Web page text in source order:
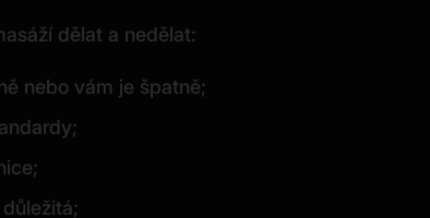
dělat a nedělat:
nebo vám je špatně;